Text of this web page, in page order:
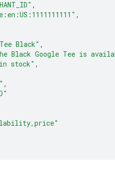
,
,
Black" ,
Black Google Tee is
stock" ,
,